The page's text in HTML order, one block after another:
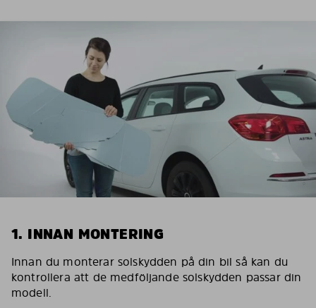
1. INNAN MONTERING
Innan du monterar solskydden på din bil så kan du
kontrollera att de medföljande solskydden passar din
modell.